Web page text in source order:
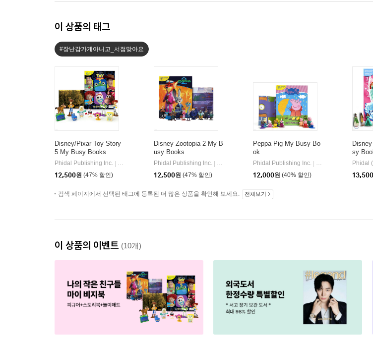
이 상품의 태그
#장난감가게아니고_서점맞아요
Disney/Pixar Toy Story
5 My Busy Books
Phidal Publishing Inc.
Phidal
12,500원 (47% 할인)
Disney Zootopia 2 My B
usy Books
Phidal Publishing Inc.
Phidal
12,500원 (47% 할인)
Peppa Pig My Busy Bo
ok
Phidal Publishing Inc.
Phidal
12,000원 (40% 할인)
sy
스 비
Phidal
13,500
검색 페이지에서 선택된 태그에 등록된 더 많은 상품을 확인해 보세요. 전체보기
이 상품의 이벤트 (10개)